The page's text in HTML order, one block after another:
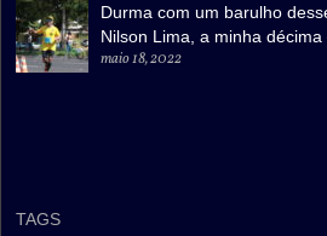
Durma com um barulho
Nilson Lima, a minha
maio 18, 2022
TAGS